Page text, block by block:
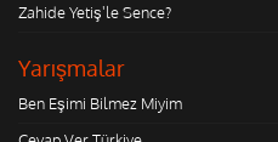
Zahide Yetiş'le Sence?
Yarışmalar
Ben Eşimi Bilmez Miyim